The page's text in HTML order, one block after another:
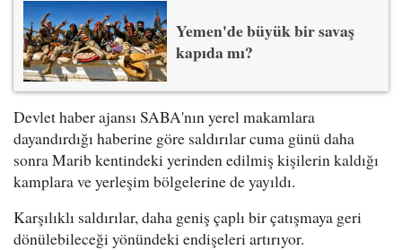
Yemen'de büyük bir savaş
kapıda mı?
Devlet haber ajansı SABA'nın yerel makamlara
dayandırdığı haberine göre saldırılar cuma günü daha
sonra Marib kentindeki yerinden edilmiş kişilerin kaldığı
kamplara ve yerleşim bölgelerine de yayıldı.
Karşılıklı saldırılar, daha geniş çaplı bir çatışmaya geri
dönülebileceği yönündeki endişeleri artırıyor.